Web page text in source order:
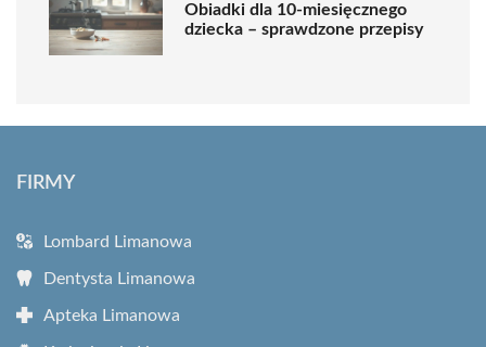
Obiadki dla 10-miesięcznego
dziecka – sprawdzone przepisy
FIRMY
Lombard Limanowa
Dentysta Limanowa
Apteka Limanowa